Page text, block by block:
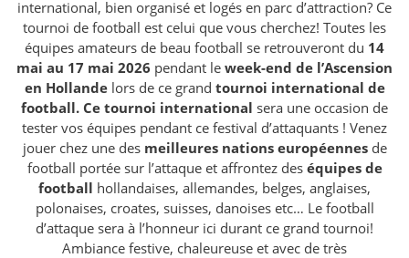
international, bien organisé et logés en parc d’attraction? Ce
tournoi de football est celui que vous cherchez! Toutes les
équipes amateurs de beau football se retrouveront du 14
mai au 17 mai 2026 pendant le week-end de l’Ascension
en Hollande lors de ce grand tournoi international de
football. Ce tournoi international sera une occasion de
tester vos équipes pendant ce festival d’attaquants ! Venez
jouer chez une des meilleures nations européennesde
football portée sur l’attaque et affrontez deséquipes de
football hollandaises, allemandes, belges, anglaises,
polonaises, croates, suisses, danoises etc… Le football
d’attaque sera à l’honneur ici durant ce grand tournoi!
Ambiance festive, chaleureuse et avec de très